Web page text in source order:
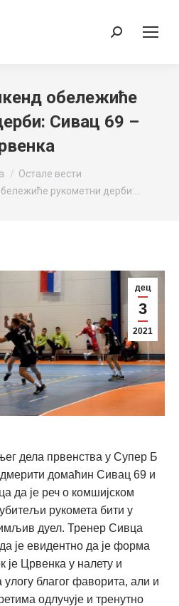
Search:
обележиће
Сивац 69 –
Остале вести
рукометни дерби:…
дец
3
2021
дела првенства у Супер Б
домаћин Сивац 69 и
да је реч о комшијском
рукомета бити у
дуел. Тренер Сивца
је евидентно да је форма
је Црвенка у налету и
благог фаворита, али и
одлучује и тренутно